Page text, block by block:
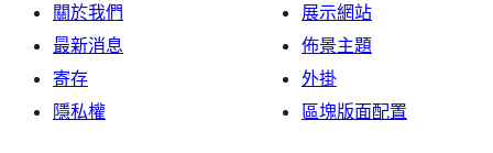
關於我們
最新消息
寄存
隱私權
展示網站
佈景主題
外掛
區塊版面配置